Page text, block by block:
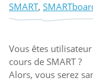
SMART,
Vous êtes
cours de SMART ?
Alors, vous serez